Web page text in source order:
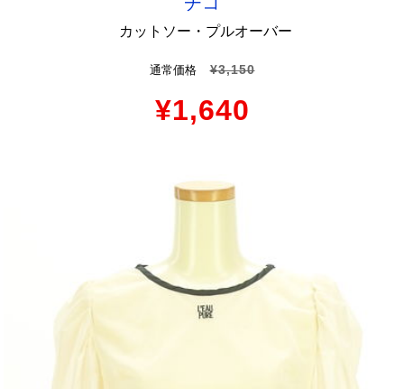
カットソー・プルオーバー
通常価格 ¥3,150
¥1,640